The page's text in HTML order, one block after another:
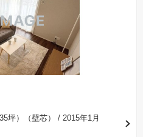
ものではありません。
物の建築請負契約が、一定期間内に成立する
ます。建築請負契約成立に向けて設計プランを
物の設計協議をするために必要な相当の期間の
すプランが実現できたかどうかにより結論を出
ています。納得のいくプランが出来ず、建築請
に戻り、土地契約にかかった代金（土地代金、
返却されます。
込みの「総額表示」で統一しています。
消費税を除いた建物価格」と「土地価格」の
引き渡し時にかかる費用を表示しています。
自身で十分な確認をしていただくようにお願い
坪）（壁芯）
/ 2015年1月